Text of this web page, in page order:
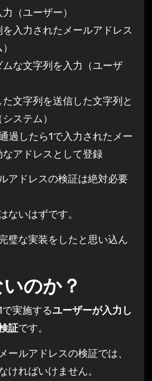
（ユーザー）
入力されたメールアドレス
な文字列を入力（ユーザ
文字列を送信した文字列と
ステム）
過したら1で入力されたメー
アドレスとして登録
アドレスの検証は絶対必要
ないはずです。
璧な実装をしたと思い込ん
のか？
実施するユーザーが入力し
証です。
ールアドレスの検証では、
ければいけません。